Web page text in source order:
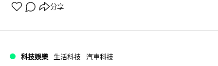
分享
科技娛樂 生活科技 汽車科技